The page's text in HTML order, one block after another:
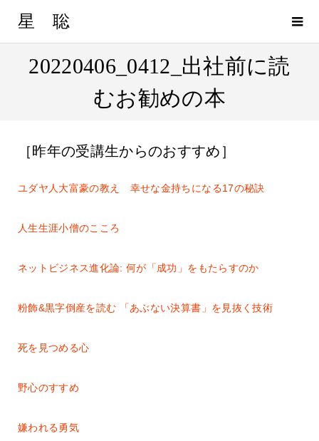
星 聡
20220406_0412_出社前に読
むお勧めの本
［昨年の受講生からのおすすめ］
ユダヤ人大富豪の教え 幸せな金持ちになる17の秘訣
人生生涯小僧のこころ
ネットビジネス進化論: 何が「成功」をもたらすのか
粉飾&黒字倒産を読む 「あぶない決算書」を見抜く技術
死を見つめる心
野心のすすめ
嫌われる勇気